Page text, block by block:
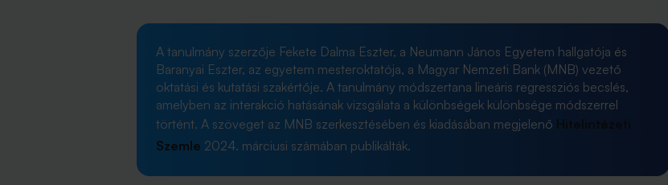
A tanulmány szerzője Fekete Dalma Eszter, a Neumann János Egyetem hallgatója és
Baranyai Eszter, az egyetem mesteroktatója, a Magyar Nemzeti Bank (MNB) vezető
oktatási és kutatási szakértője. A tanulmány módszertana lineáris regressziós becslés,
amelyben az interakció hatásának vizsgálata a különbségek különbsége módszerrel
történt. A szöveget az MNB szerkesztésében és kiadásában megjelenő Hitelintézeti
Szemle 2024. márciusi számában publikálták.